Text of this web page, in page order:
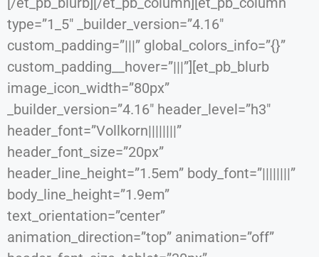
type=”1_5″ _builder_version=”4.16″
custom_padding=”|||” global_colors_info=”{}”
custom_padding__hover=”|||”][et_pb_blurb
image_icon_width=”80px”
_builder_version=”4.16″ header_level=”h3″
header_font=”Vollkorn||||||||”
header_font_size=”20px”
header_line_height=”1.5em” body_font=”||||||||”
body_line_height=”1.9em”
text_orientation=”center”
animation_direction=”top” animation=”off”